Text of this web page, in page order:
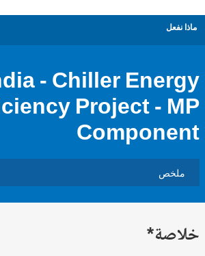
India - Chiller
Efficiency Project -